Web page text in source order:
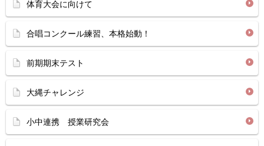
体育大会に向けて
合唱コンクール練習、本格始動！
前期期末テスト
大縄チャレンジ
小中連携 授業研究会